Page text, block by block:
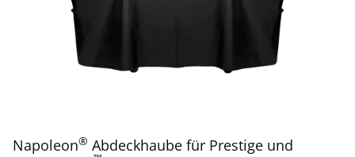
Napoleon® Abdeckhaube für Prestige und